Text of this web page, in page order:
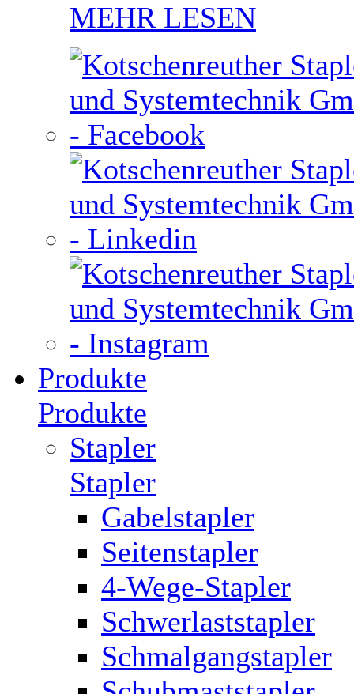
MEHR LESEN
Produkte
Produkte
Stapler
Stapler
Gabelstapler
Seitenstapler
4-Wege-Stapler
Schwerlaststapler
Schmalgangstapler